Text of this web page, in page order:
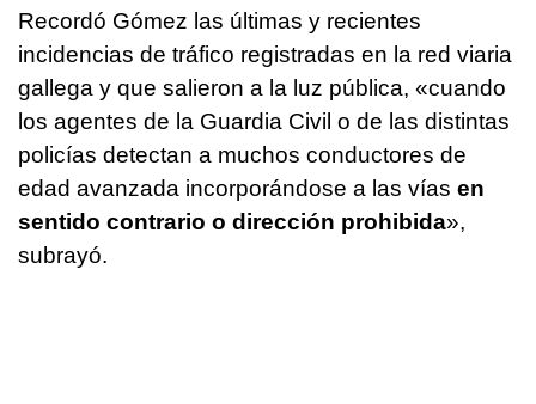
Recordó Gómez las últimas y recientes
incidencias de tráfico registradas en la red viaria
gallega y que salieron a la luz pública, «cuando
los agentes de la Guardia Civil o de las distintas
policías detectan a muchos conductores de
edad avanzada incorporándose a las vías en
sentido contrario o dirección prohibida»,
subrayó.